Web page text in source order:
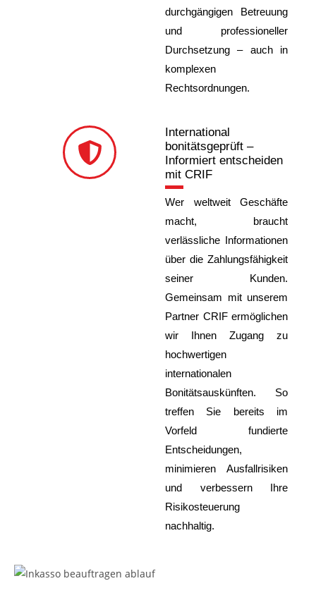
durchgängigen Betreuung
und professioneller
Durchsetzung – auch in
komplexen
Rechtsordnungen.
International
bonitätsgeprüft –
Informiert entscheiden
mit CRIF
Wer weltweit Geschäfte
macht, braucht
verlässliche Informationen
über die Zahlungsfähigkeit
seiner Kunden.
Gemeinsam mit unserem
Partner CRIF ermöglichen
wir Ihnen Zugang zu
hochwertigen
internationalen
Bonitätsauskünften. So
treffen Sie bereits im
Vorfeld fundierte
Entscheidungen,
minimieren Ausfallrisiken
und verbessern Ihre
Risikosteuerung
nachhaltig.